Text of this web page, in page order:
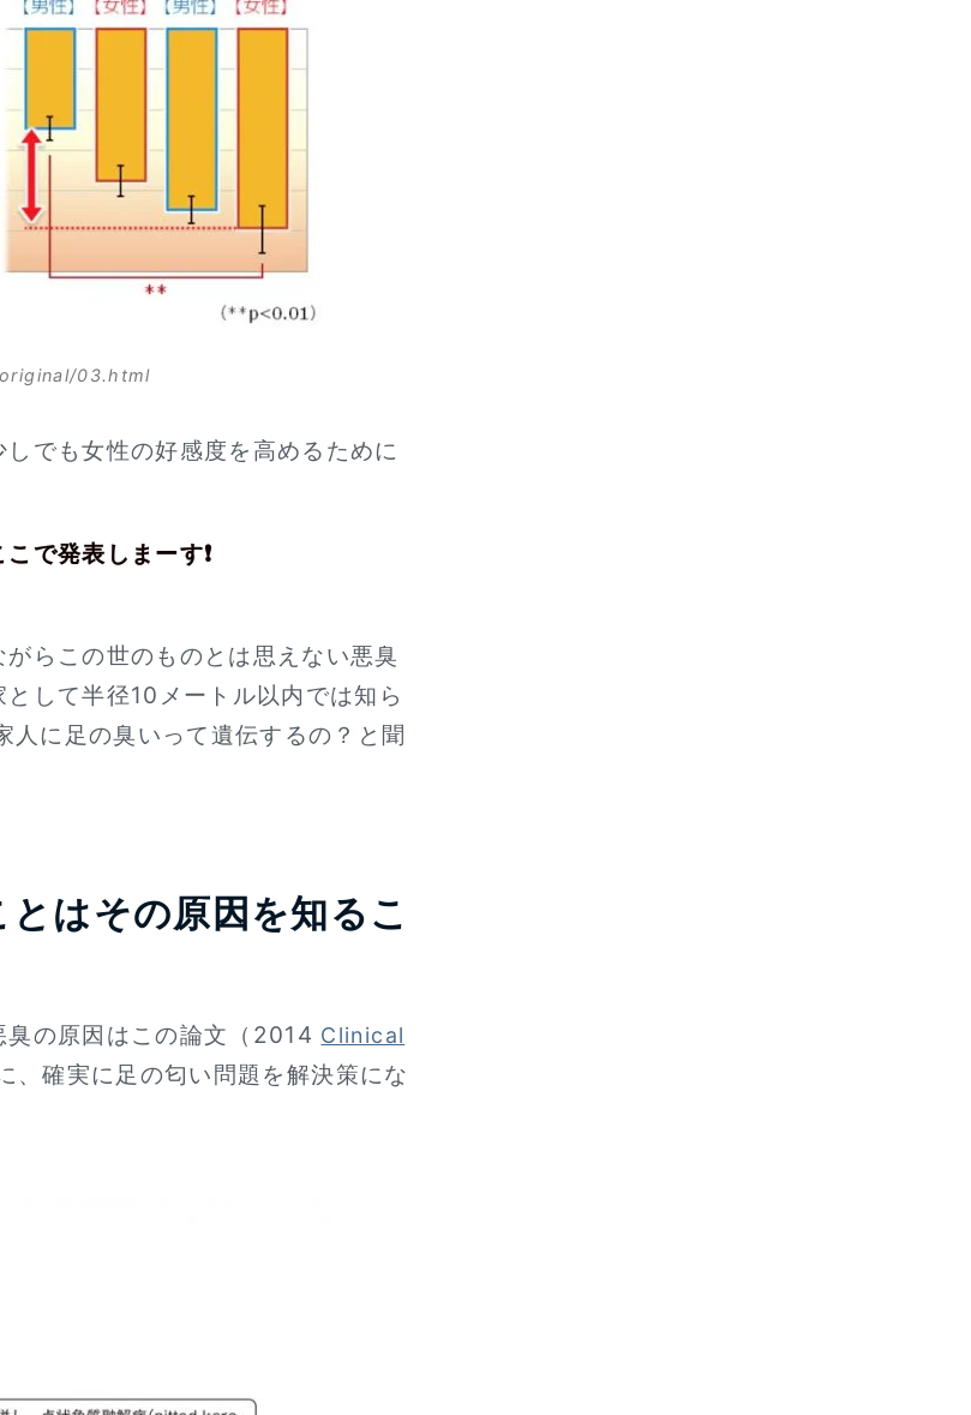
03.html
でも女性の好感度を高めるために
で発表しまーす❗
らこの世のものとは思えない悪臭
して半径10メートル以内では知ら
に足の臭いって遺伝するの？と聞
はその原因を知るこ
臭の原因はこの論文（2014 Clinical
確実に足の匂い問題を解決策にな